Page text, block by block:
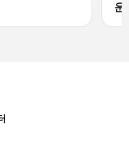
운